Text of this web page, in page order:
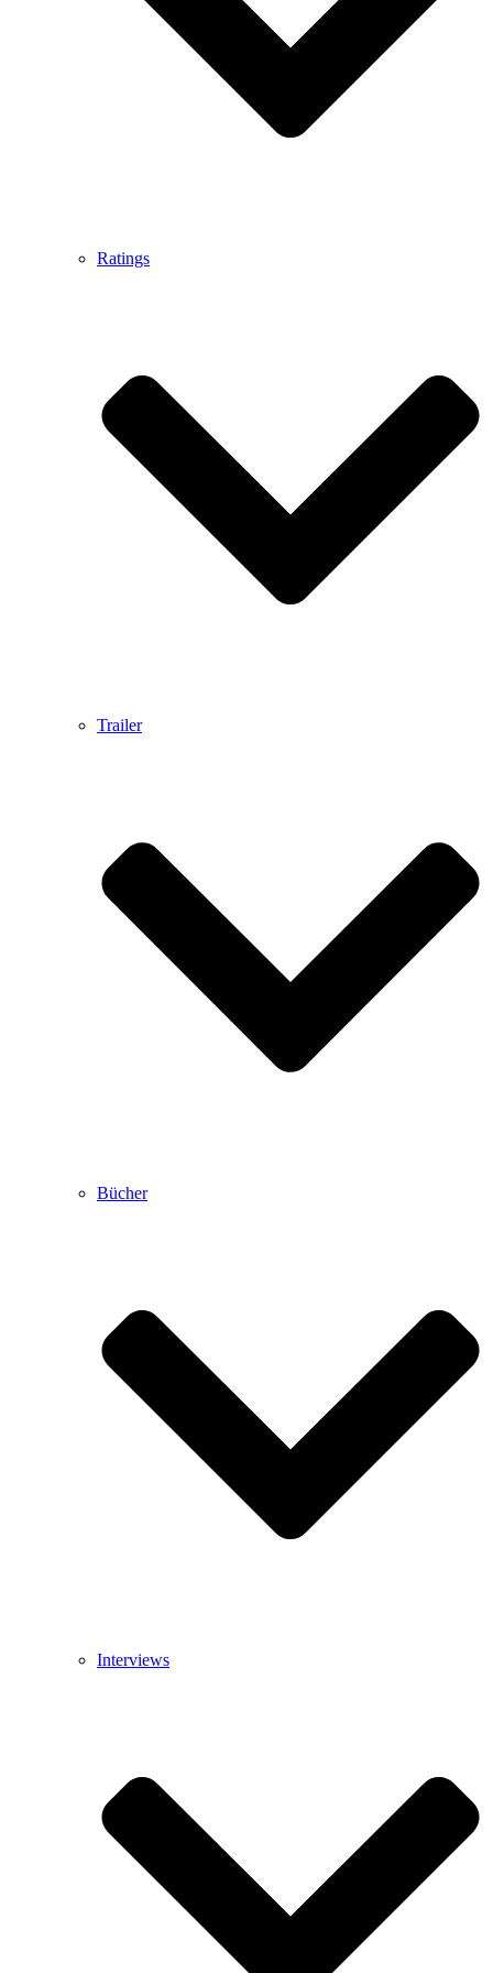
Ratings
Trailer
Bücher
Interviews